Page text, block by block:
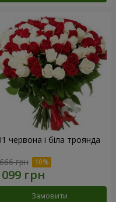
червона і біла троянда
грн
Замовити